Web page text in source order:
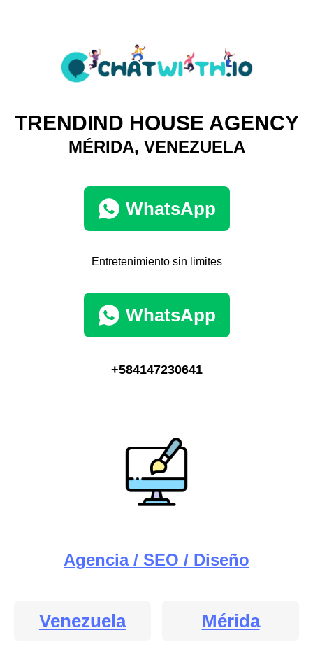
TRENDIND HOUSE AGENCY
MÉRIDA, VENEZUELA
WhatsApp
Entretenimiento sin limites
WhatsApp
+584147230641
Agencia / SEO / Diseño
Venezuela Mérida